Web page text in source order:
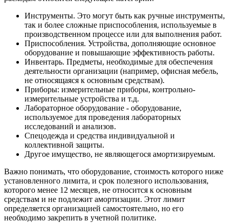
Инструменты. Это могут быть как ручные инструменты,
так и более сложные приспособления, используемые в
производственном процессе или для выполнения работ.
Приспособления. Устройства, дополняющие основное
оборудование и повышающие эффективность работы.
Инвентарь. Предметы, необходимые для обеспечения
деятельности организации (например, офисная мебель,
не относящаяся к основным средствам).
Приборы: измерительные приборы, контрольно-
измерительные устройства и т.д.
Лабораторное оборудование - оборудование,
используемое для проведения лабораторных
исследований и анализов.
Спецодежда и средства индивидуальной и
коллективной защиты.
Другое имущество, не являющегося амортизируемым.
Важно понимать, что оборудование, стоимость которого ниже
установленного лимита, и срок полезного использования,
которого менее 12 месяцев, не относится к основным
средствам и не подлежит амортизации. Этот лимит
определяется организацией самостоятельно, но его
необходимо закрепить в учетной политике.